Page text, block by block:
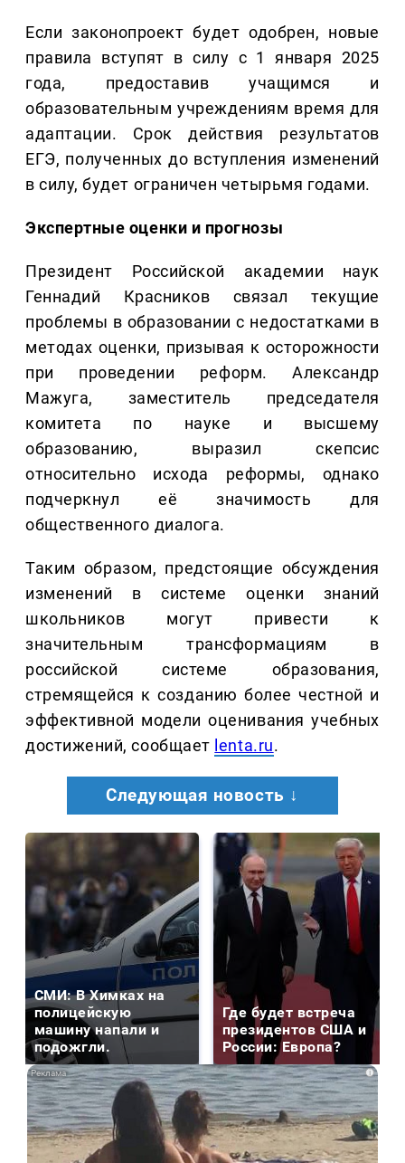
Если законопроект будет одобрен, новые
правила вступят в силу с 1 января 2025
года, предоставив учащимся и
образовательным учреждениям время для
адаптации. Срок действия результатов
ЕГЭ, полученных до вступления изменений
в силу, будет ограничен четырьмя годами.
Экспертные оценки и прогнозы
Президент Российской академии наук
Геннадий Красников связал текущие
проблемы в образовании с недостатками в
методах оценки, призывая к осторожности
при проведении реформ. Александр
Мажуга, заместитель председателя
комитета по науке и высшему
образованию, выразил скепсис
относительно исхода реформы, однако
подчеркнул её значимость для
общественного диалога.
Таким образом, предстоящие обсуждения
изменений в системе оценки знаний
школьников могут привести к
значительным трансформациям в
российской системе образования,
стремящейся к созданию более честной и
эффективной модели оценивания учебных
достижений, сообщает lenta.ru.
Следующая новость ↓
СМИ: В Химках на
полицейскую
машину напали и
подожгли.
Где будет встреча
президентов США и
России: Европа?
i